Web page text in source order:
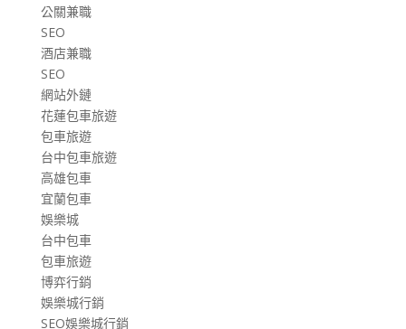
公關兼職
SEO
酒店兼職
SEO
網站外鏈
花蓮包車旅遊
包車旅遊
台中包車旅遊
高雄包車
宜蘭包車
娛樂城
台中包車
包車旅遊
博弈行銷
娛樂城行銷
SEO娛樂城行銷